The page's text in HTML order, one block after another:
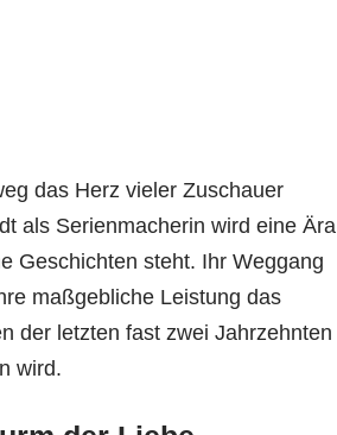
das Herz vieler Zuschauer
als Serienmacherin wird eine Ära
Geschichten steht. Ihr Weggang
maßgebliche Leistung das
der letzten fast zwei Jahrzehnten
wird.